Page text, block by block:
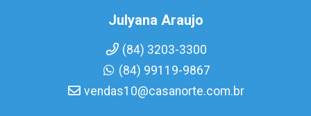
Julyana Araujo
(84) 3203-3300
(84) 99119-9867
vendas10@casanorte.com.br